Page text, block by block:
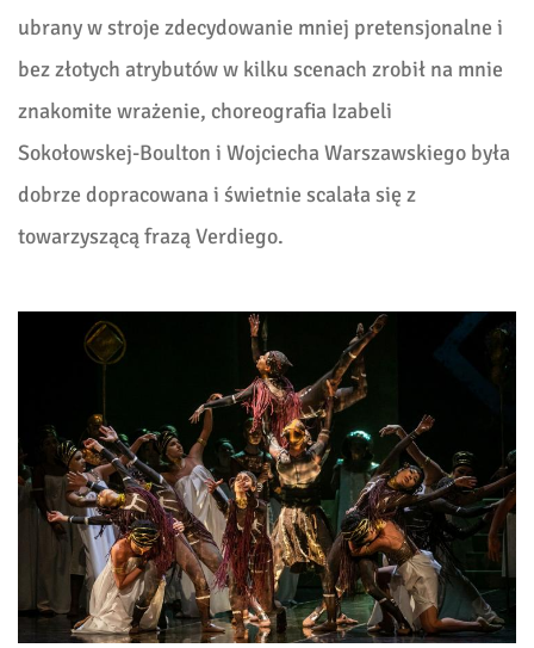
ubrany w stroje zdecydowanie mniej pretensjonalne i
bez złotych atrybutów w kilku scenach zrobił na mnie
znakomite wrażenie, choreografia Izabeli
Sokołowskej-Boulton i Wojciecha Warszawskiego była
dobrze dopracowana i świetnie scalała się z
towarzyszącą frazą Verdiego.